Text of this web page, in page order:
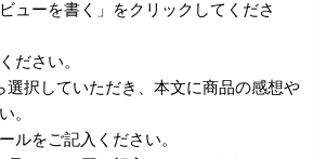
ューを書く」をクリックしてくださ
ださい。
選択していただき、本文に商品の感想や
。
ルをご記入ください。